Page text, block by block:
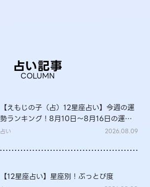
占い記事
COLUMN
【えもじの子（占）12星座占い】今週の運
勢ランキング！8月10日～8月16日の運勢
は？
占い 2026.08.09
【12星座占い】星座別！ぶっとび度